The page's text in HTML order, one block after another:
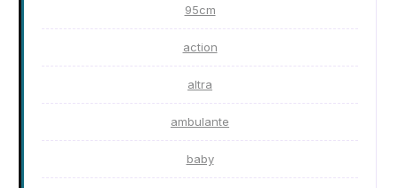
95cm
action
altra
ambulante
baby